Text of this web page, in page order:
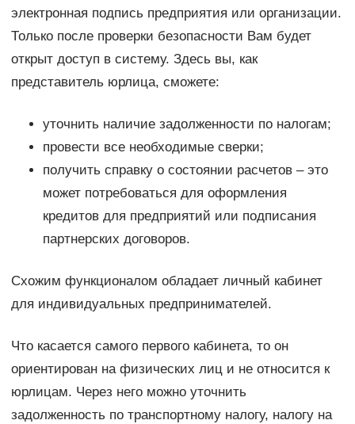
электронная подпись предприятия или организации.
Только после проверки безопасности Вам будет
открыт доступ в систему. Здесь вы, как
представитель юрлица, сможете:
уточнить наличие задолженности по налогам;
провести все необходимые сверки;
получить справку о состоянии расчетов – это
может потребоваться для оформления
кредитов для предприятий или подписания
партнерских договоров.
Схожим функционалом обладает личный кабинет
для индивидуальных предпринимателей.
Что касается самого первого кабинета, то он
ориентирован на физических лиц и не относится к
юрлицам. Через него можно уточнить
задолженность по транспортному налогу, налогу на